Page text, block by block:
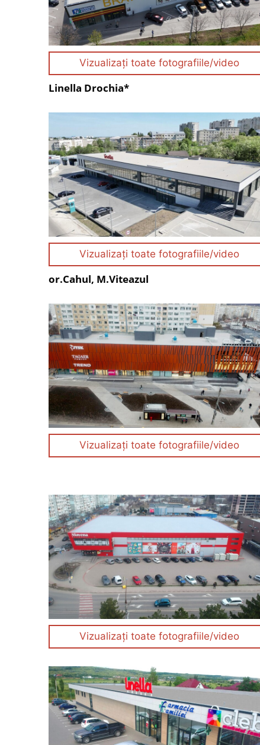
Vizualizați toate fotografiile/video
Linella Drochia*
Vizualizați toate fotografiile/video
or.Cahul, M.Viteazul
Vizualizați toate fotografiile/video
Vizualizați toate fotografiile/video